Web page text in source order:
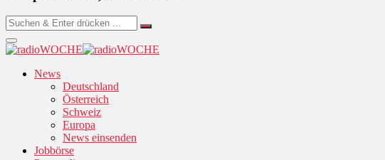
News
Deutschland
Österreich
Schweiz
Europa
News einsenden
Jobbörse